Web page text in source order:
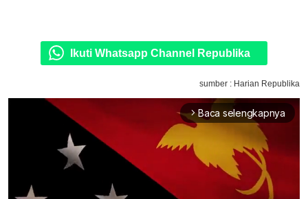
Ikuti Whatsapp Channel Republika
sumber : Harian Republika
arrow_forward_ios Baca selengkapnya